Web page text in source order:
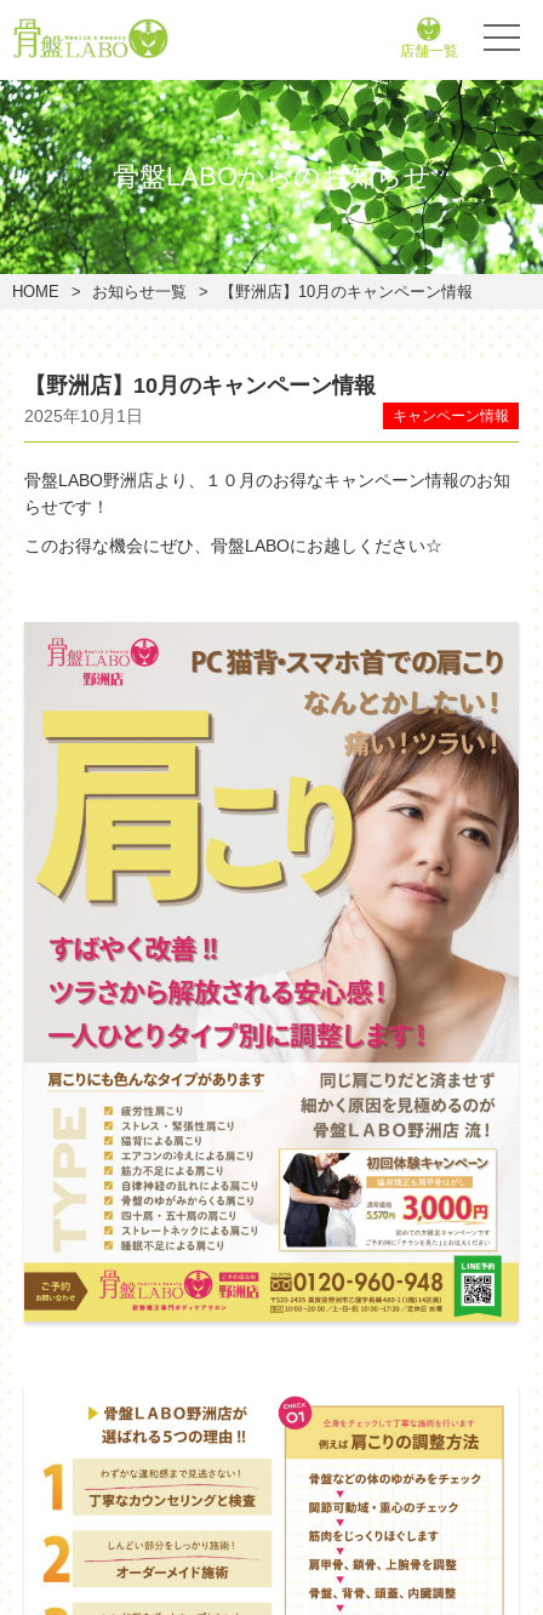
店舗一覧
骨盤LABOからのお知らせ
HOME お知らせ一覧 【野洲店】10月のキャンペーン情報
【野洲店】10月のキャンペーン情報
キャンペーン情報
2025年10月1日
骨盤LABO野洲店より、１０月のお得なキャンペーン情報のお知
らせです！
このお得な機会にぜひ、骨盤LABOにお越しください☆